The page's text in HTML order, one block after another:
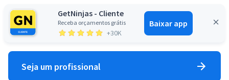
GetNinjas - Cliente
Receba orçamentos grátis
+30K
Baixar app
Entrar
Seja um profissional